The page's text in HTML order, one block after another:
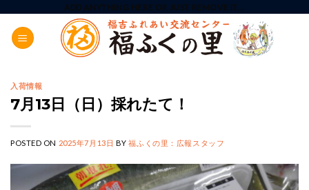
content
ADD ANYTHING HERE OR JUST REMOVE IT...
入荷情報
7月13日（日）採れたて！
POSTED ON 2025年7月13日 BY福ふくの里：広報スタッフ